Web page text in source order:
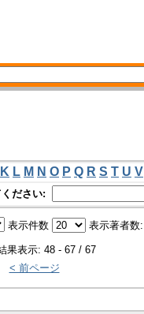
K L M N O P Q R S T U V
ださい:
表示件数 表示著者数:
果表示: 48 - 67 / 67
< 前ページ